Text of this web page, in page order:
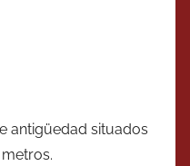
antigüedad situados